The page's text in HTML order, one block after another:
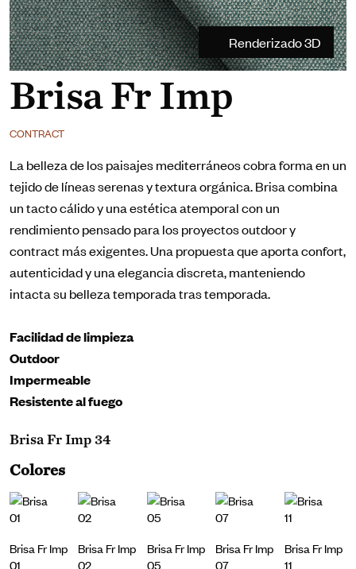
Renderizado 3D
Brisa Fr Imp 34
Colores
Brisa Fr Imp
01
Brisa Fr Imp
02
Brisa Fr Imp
05
Brisa Fr Imp
07
Brisa Fr Imp
11
CONTRACT
Brisa Fr Imp
La belleza de los paisajes mediterráneos cobra forma en un
tejido de líneas serenas y textura orgánica. Brisa combina
un tacto cálido y una estética atemporal con un
rendimiento pensado para los proyectos outdoor y
contract más exigentes. Una propuesta que aporta confort,
autenticidad y una elegancia discreta, manteniendo
intacta su belleza temporada tras temporada.
Facilidad de limpieza
Outdoor
Impermeable
Resistente al fuego